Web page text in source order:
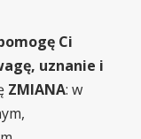
Ci
uznanie i
ZMIANA: w